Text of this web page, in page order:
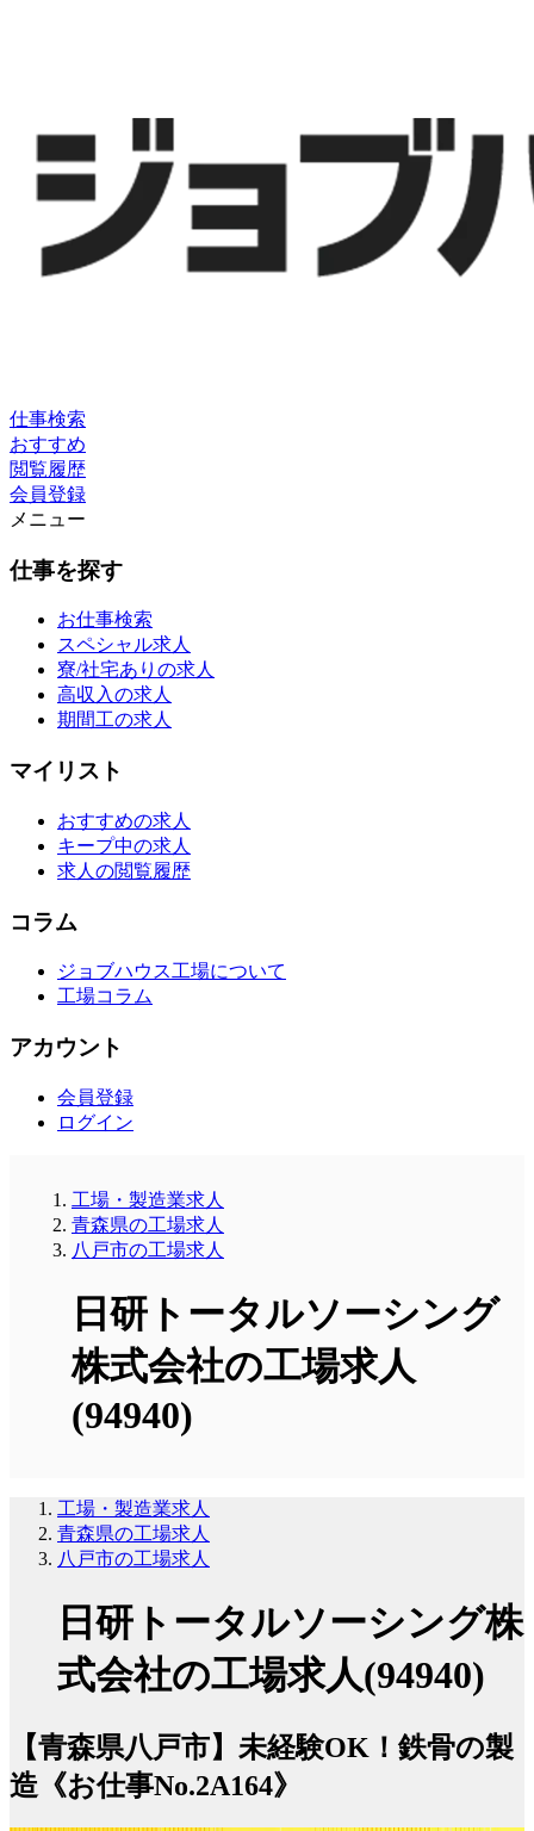
仕事検索
おすすめ
閲覧履歴
会員登録
メニュー
仕事を探す
お仕事検索
スペシャル求人
寮/社宅ありの求人
高収入の求人
期間工の求人
マイリスト
おすすめの求人
キープ中の求人
求人の閲覧履歴
コラム
ジョブハウス工場について
工場コラム
アカウント
会員登録
ログイン
工場・製造業求人
青森県の工場求人
八戸市の工場求人
日研トータルソーシング
株式会社の工場求人
(94940)
工場・製造業求人
青森県の工場求人
八戸市の工場求人
日研トータルソーシング株
式会社の工場求人(94940)
【青森県八戸市】未経験OK！鉄骨の製
造《お仕事No.2A164》